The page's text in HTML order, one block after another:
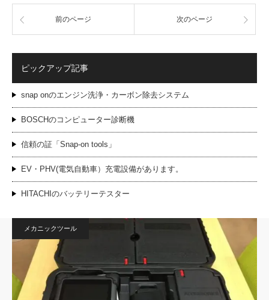
前のページ 次のページ
ピックアップ記事
snap onのエンジン洗浄・カーボン除去システム
BOSCHのコンピューター診断機
信頼の証「Snap-on tools」
EV・PHV(電気自動車）充電設備があります。
HITACHIのバッテリーテスター
メカニックツール